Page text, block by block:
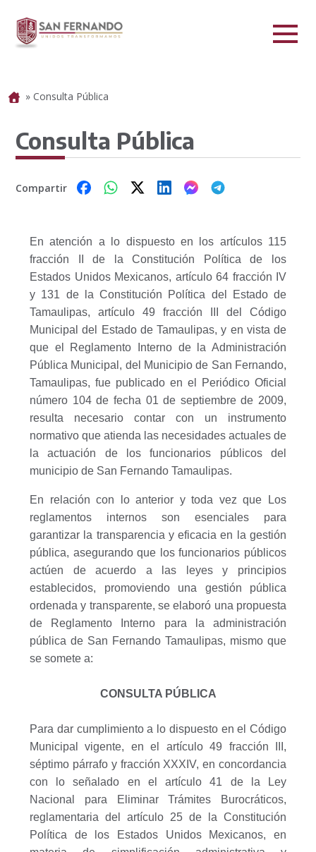
Portada
» Consulta Pública
Consulta Pública
Compartir
En atención a lo dispuesto en los artículos 115
fracción II de la Constitución Política de los
Estados Unidos Mexicanos, artículo 64 fracción IV
y 131 de la Constitución Política del Estado de
Tamaulipas, artículo 49 fracción III del Código
Municipal del Estado de Tamaulipas, y en vista de
que el Reglamento Interno de la Administración
Pública Municipal, del Municipio de San Fernando,
Tamaulipas, fue publicado en el Periódico Oficial
número 104 de fecha 01 de septiembre de 2009,
resulta necesario contar con un instrumento
normativo que atienda las necesidades actuales de
la actuación de los funcionarios públicos del
municipio de San Fernando Tamaulipas.
En relación con lo anterior y toda vez que Los
reglamentos internos son esenciales para
garantizar la transparencia y eficacia en la gestión
pública, asegurando que los funcionarios públicos
actúen de acuerdo a las leyes y principios
establecidos, promoviendo una gestión pública
ordenada y transparente, se elaboró una propuesta
de Reglamento Interno para la administración
pública de San Fernando Tamaulipas, mismo que
se somete a:
CONSULTA PÚBLICA
Para dar cumplimiento a lo dispuesto en el Código
Municipal vigente, en el artículo 49 fracción III,
séptimo párrafo y fracción XXXIV, en concordancia
con lo señalado en el artículo 41 de la Ley
Nacional para Eliminar Trámites Burocráticos,
reglamentaria del artículo 25 de la Constitución
Política de los Estados Unidos Mexicanos, en